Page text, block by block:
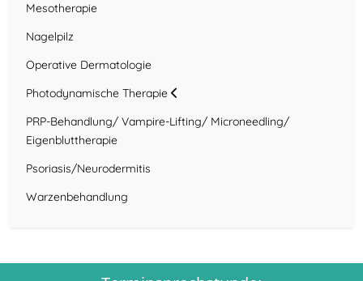
Mesotherapie
Nagelpilz
Operative Dermatologie
Photodynamische Therapie
PRP-Behandlung/ Vampire-Lifting/ Microneedling/
Eigenbluttherapie
Psoriasis/Neurodermitis
Warzenbehandlung